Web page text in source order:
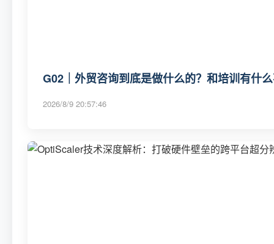
G02｜外贸咨询到底是做什么的？和培训有什
2026/8/9 20:57:46